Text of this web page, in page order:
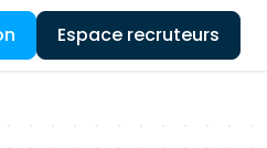
Espace recruteurs